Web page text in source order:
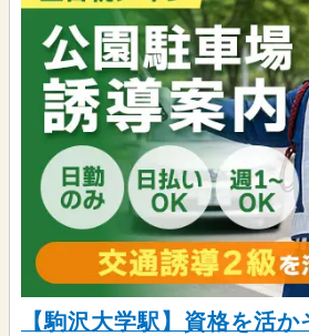
【駒沢大学駅】資格を活